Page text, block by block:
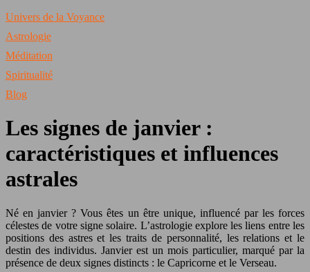
Univers de la Voyance
Astrologie
Méditation
Spiritualité
Blog
Les signes de janvier :
caractéristiques et influences
astrales
Né en janvier ? Vous êtes un être unique, influencé par les forces
célestes de votre signe solaire. L’astrologie explore les liens entre les
positions des astres et les traits de personnalité, les relations et le
destin des individus. Janvier est un mois particulier, marqué par la
présence de deux signes distincts : le Capricorne et le Verseau.